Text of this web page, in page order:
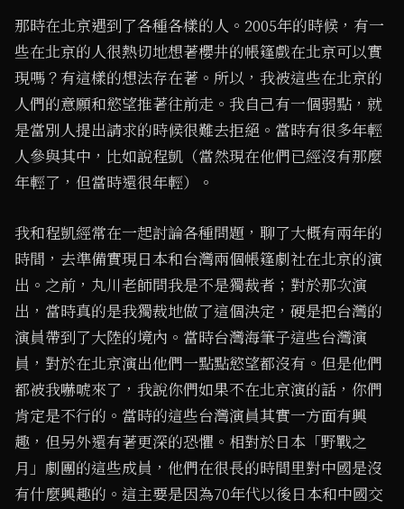
那時在北京遇到了各種各樣的人。2005年的時候，有一
些在北京的人很熱切地想著櫻井的帳篷戲在北京可以實
現嗎？有這樣的想法存在著。所以，我被這些在北京的
人們的意願和慾望推著往前走。我自己有一個弱點，就
是當別人提出請求的時候很難去拒絕。當時有很多年輕
人參與其中，比如說程凱（當然現在他們已經沒有那麼
年輕了，但當時還很年輕）。
我和程凱經常在一起討論各種問題，聊了大概有兩年的
時間，去準備實現日本和台灣兩個帳篷劇社在北京的演
出。之前，丸川老師問我是不是獨裁者；對於那次演
出，當時真的是我獨裁地做了這個決定，硬是把台灣的
演員帶到了大陸的境內。當時台灣海筆子這些台灣演
員，對於在北京演出他們一點點慾望都沒有。但是他們
都被我嚇唬來了，我說你們如果不在北京演的話，你們
肯定是不行的。當時的這些台灣演員其實一方面有興
趣，但另外還有著更深的恐懼。相對於日本「野戰之
月」劇團的這些成員，他們在很長的時間里對中國是沒
有什麼興趣的。這主要是因為70年代以後日本和中國交